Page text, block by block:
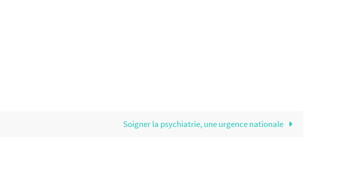
Soigner la psychiatrie, une urgence nationale